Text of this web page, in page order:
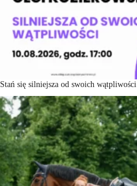
Stań się silniejsza od swoich wątpliwości